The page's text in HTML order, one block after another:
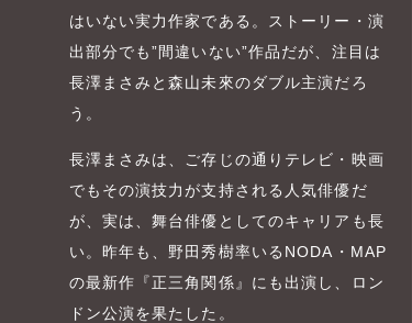
はいない実力作家である。ストーリー・演
出部分でも”間違いない”作品だが、注目は
長澤まさみと森山未來のダブル主演だろ
う。
長澤まさみは、ご存じの通りテレビ・映画
でもその演技力が支持される人気俳優だ
が、実は、舞台俳優としてのキャリアも長
い。昨年も、野田秀樹率いるNODA・MAP
の最新作『正三角関係』にも出演し、ロン
ドン公演を果たした。